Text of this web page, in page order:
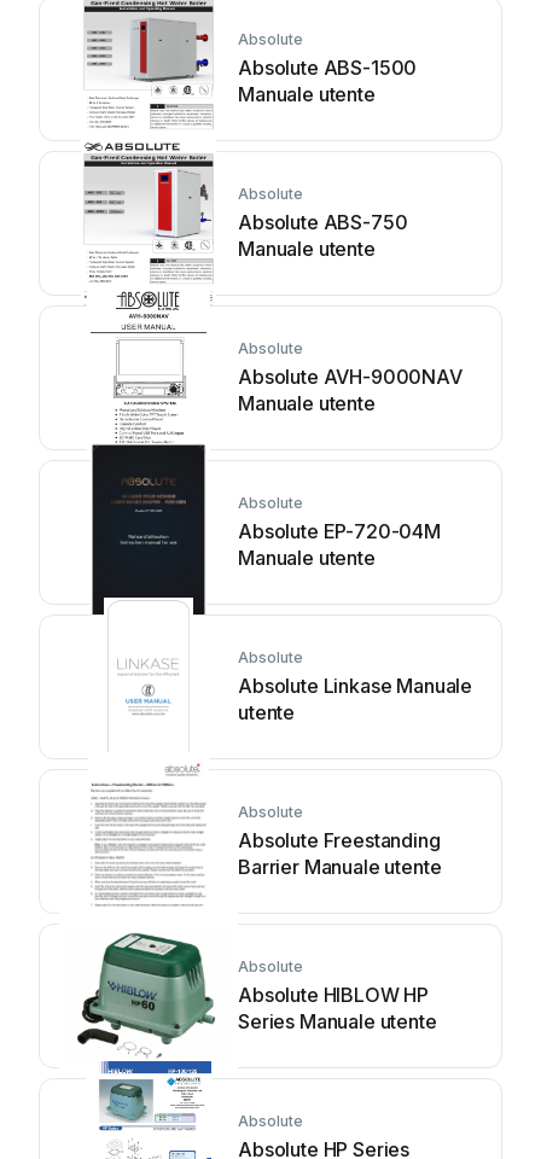
Absolute
Absolute ABS-1500
Manuale utente
Absolute
Absolute ABS-750
Manuale utente
Absolute
Absolute AVH-9000NAV
Manuale utente
Absolute
Absolute EP-720-04M
Manuale utente
Absolute
Absolute Linkase Manuale
utente
Absolute
Absolute Freestanding
Barrier Manuale utente
Absolute
Absolute HIBLOW HP
Series Manuale utente
Absolute
Absolute HP Series